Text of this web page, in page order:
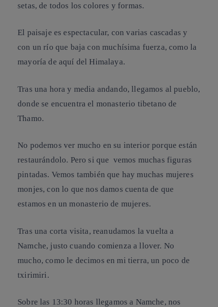
setas, de todos los colores y formas.
El paisaje es espectacular, con varias cascadas y
con un río que baja con muchísima fuerza, como la
mayoría de aquí del Himalaya.
Tras una hora y media andando, llegamos al pueblo,
donde se encuentra el monasterio tibetano de
Thamo.
No podemos ver mucho en su interior porque están
restaurándolo. Pero si que vemos muchas figuras
pintadas. Vemos también que hay muchas mujeres
monjes, con lo que nos damos cuenta de que
estamos en un monasterio de mujeres.
Tras una corta visita, reanudamos la vuelta a
Namche, justo cuando comienza a llover. No
mucho, como le decimos en mi tierra, un poco de
txirimiri.
Sobre las 13:30 horas llegamos a Namche, nos